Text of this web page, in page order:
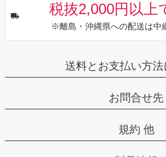
税抜2,000円以上
※離島・沖縄県への配送は中
送料とお支払い方法
お問合せ先
規約 他